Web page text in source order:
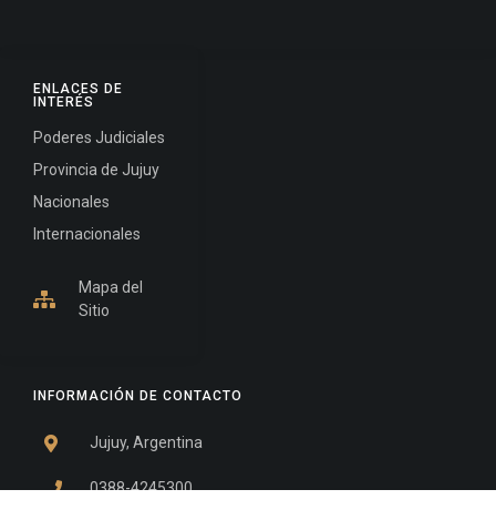
INFORMACIÓN DE CONTACTO
Jujuy, Argentina
0388-4245300
ENLACES DE
INTERÉS
Poderes Judiciales
Provincia de Jujuy
Nacionales
Internacionales
Mapa del
Sitio